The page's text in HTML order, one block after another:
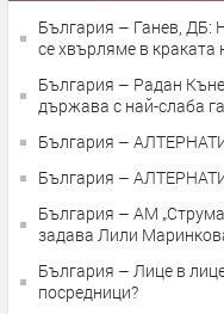
България – Ганев, ДБ:
се хвърляме в краката
България – Радан
държава с най-слаба
България –
България –
България – АМ
задава Лили
България – Лице в
посредници?